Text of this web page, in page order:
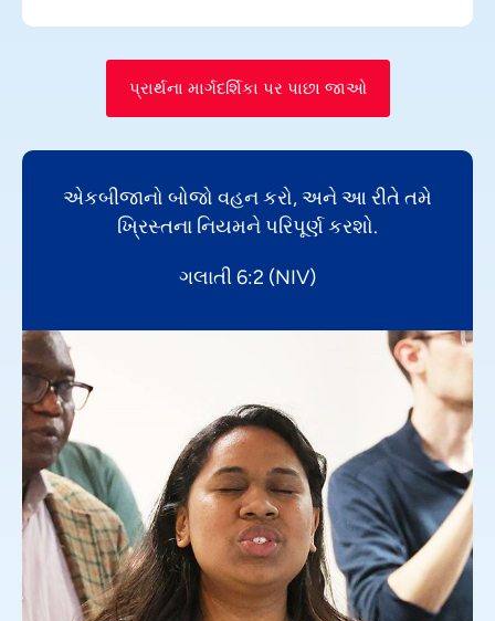
પ્રાર્થના માર્ગદર્શિકા પર પાછા જાઓ
એકબીજાનો બોજો વહન કરો, અને આ રીતે તમે
ખ્રિસ્તના નિયમને પરિપૂર્ણ કરશો.
ગલાતી 6:2 (NIV)